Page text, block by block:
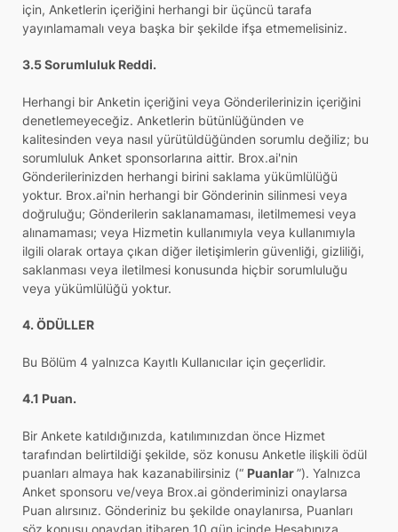
için, Anketlerin içeriğini herhangi bir üçüncü tarafa
yayınlamamalı veya başka bir şekilde ifşa etmemelisiniz.
3.5 Sorumluluk Reddi.
Herhangi bir Anketin içeriğini veya Gönderilerinizin içeriğini
denetlemeyeceğiz. Anketlerin bütünlüğünden ve
kalitesinden veya nasıl yürütüldüğünden sorumlu değiliz; bu
sorumluluk Anket sponsorlarına aittir. Brox.ai'nin
Gönderilerinizden herhangi birini saklama yükümlülüğü
yoktur. Brox.ai'nin herhangi bir Gönderinin silinmesi veya
doğruluğu; Gönderilerin saklanamaması, iletilmemesi veya
alınamaması; veya Hizmetin kullanımıyla veya kullanımıyla
ilgili olarak ortaya çıkan diğer iletişimlerin güvenliği, gizliliği,
saklanması veya iletilmesi konusunda hiçbir sorumluluğu
veya yükümlülüğü yoktur.
4. ÖDÜLLER
Bu Bölüm 4 yalnızca Kayıtlı Kullanıcılar için geçerlidir.
4.1 Puan.
Bir Ankete katıldığınızda, katılımınızdan önce Hizmet
tarafından belirtildiği şekilde, söz konusu Anketle ilişkili ödül
puanları almaya hak kazanabilirsiniz (“ Puanlar”). Yalnızca
Anket sponsoru ve/veya Brox.ai gönderiminizi onaylarsa
Puan alırsınız. Gönderiniz bu şekilde onaylanırsa, Puanları
söz konusu onaydan itibaren 10 gün içinde Hesabınıza